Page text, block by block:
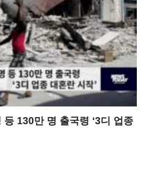
130만 명 출국령 ‘3디 업종